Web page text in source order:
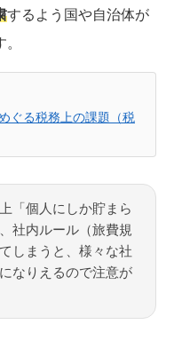
するよう国や自治体が
ぐる税務上の課題（税
「個人にしか貯まら
社内ルール（旅費規
しまうと、様々な社
なりえるので注意が